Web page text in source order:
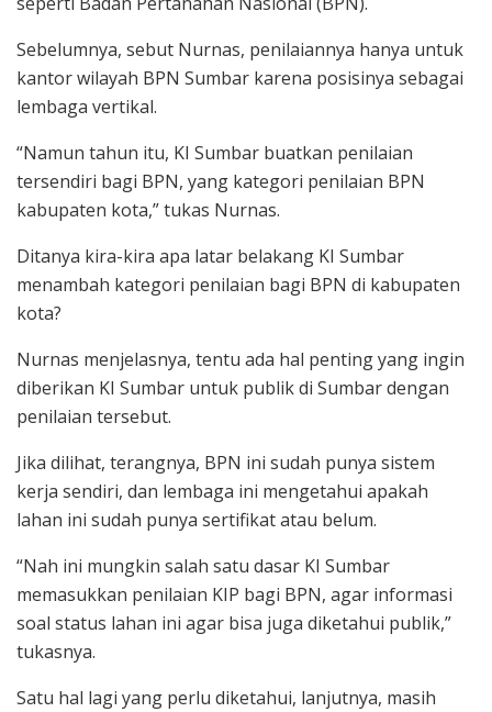
Sebelumnya, sebut Nurnas, penilaiannya hanya untuk
kantor wilayah BPN Sumbar karena posisinya sebagai
lembaga vertikal.
“Namun tahun itu, KI Sumbar buatkan penilaian
tersendiri bagi BPN, yang kategori penilaian BPN
kabupaten kota,” tukas Nurnas.
Ditanya kira-kira apa latar belakang KI Sumbar
menambah kategori penilaian bagi BPN di kabupaten
kota?
Nurnas menjelasnya, tentu ada hal penting yang ingin
diberikan KI Sumbar untuk publik di Sumbar dengan
penilaian tersebut.
Jika dilihat, terangnya, BPN ini sudah punya sistem
kerja sendiri, dan lembaga ini mengetahui apakah
lahan ini sudah punya sertifikat atau belum.
“Nah ini mungkin salah satu dasar KI Sumbar
memasukkan penilaian KIP bagi BPN, agar informasi
soal status lahan ini agar bisa juga diketahui publik,”
tukasnya.
Satu hal lagi yang perlu diketahui, lanjutnya, masih